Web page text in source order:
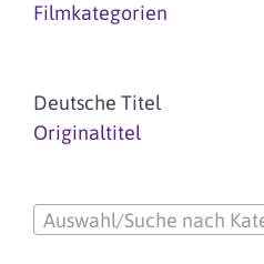
Filmkategorien
Deutsche Titel
Originaltitel
Auswahl/Suche nach